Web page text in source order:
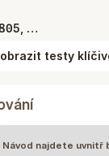
, …
testy
Návod najdete uvnitř